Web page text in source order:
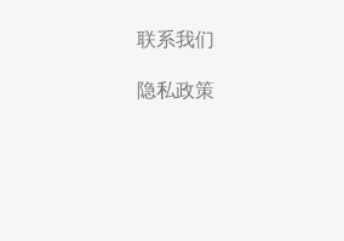
联系我们
隐私政策